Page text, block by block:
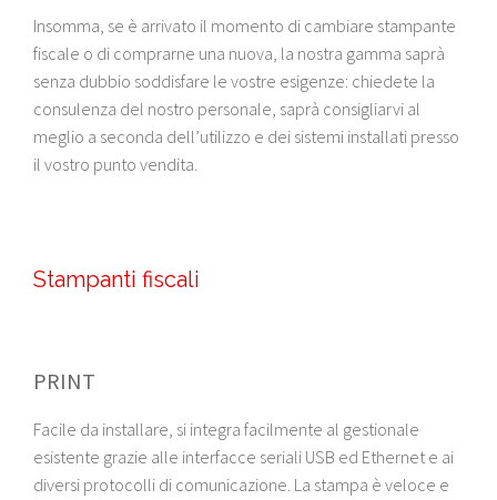
Insomma, se è arrivato il momento di cambiare stampante
fiscale o di comprarne una nuova, la nostra gamma saprà
senza dubbio soddisfare le vostre esigenze: chiedete la
consulenza del nostro personale, saprà consigliarvi al
meglio a seconda dell’utilizzo e dei sistemi installati presso
il vostro punto vendita.
Stampanti fiscali
PRINT
Facile da installare, si integra facilmente al gestionale
esistente grazie alle interfacce seriali USB ed Ethernet e ai
diversi protocolli di comunicazione. La stampa è veloce e